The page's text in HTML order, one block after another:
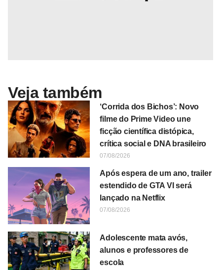
Veja também
‘Corrida dos Bichos’: Novo
filme do Prime Video une
ficção científica distópica,
crítica social e DNA brasileiro
07/08/2026
Após espera de um ano, trailer
estendido de GTA VI será
lançado na Netflix
07/08/2026
Adolescente mata avós,
alunos e professores de
escola